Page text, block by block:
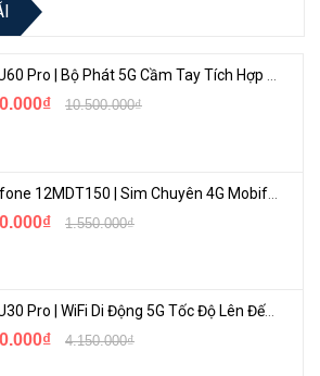
ZTE U60 Pro | Bộ Phát 5G Cầm Tay Tích Hợp Công Nghệ WiFi 7, Pin 10000mAh
10.500.000₫
1.550.000₫
ZTE U30 Pro | WiFi Di Động 5G Tốc Độ Lên Đến 500Mbps, Màn Hình Cảm Ứng
4.150.000₫